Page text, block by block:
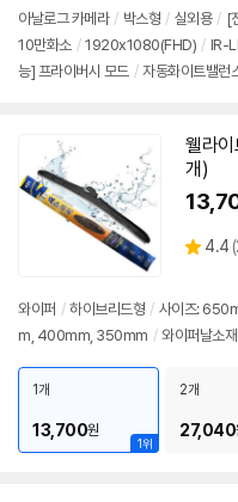
아날로그 카메라 / 박스형 / 실외용 / [
10만화소 / 1920x1080(FHD) / IR-
능] 프라이버시 모드 / 자동화이트밸런
웰라이
개)
별
4.4 (
뷰
와이퍼 / 하이브리드형 / 사이즈:
m, 400mm, 350mm / 와이퍼날소
1위
1개
13,700원
2개
27,040